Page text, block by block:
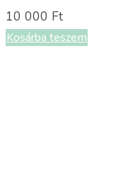
10 000 Ft
Kosárba teszem